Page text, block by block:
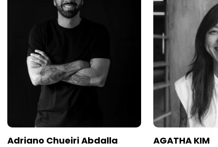
Adriano Chueiri Abdalla AGATHA KIM